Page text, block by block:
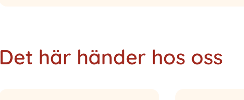
Det här händer hos oss